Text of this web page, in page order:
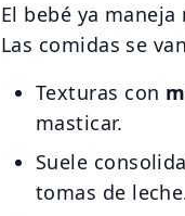
El bebé ya maneja
Las comidas se
Texturas con
masticar.
Suele
tomas de